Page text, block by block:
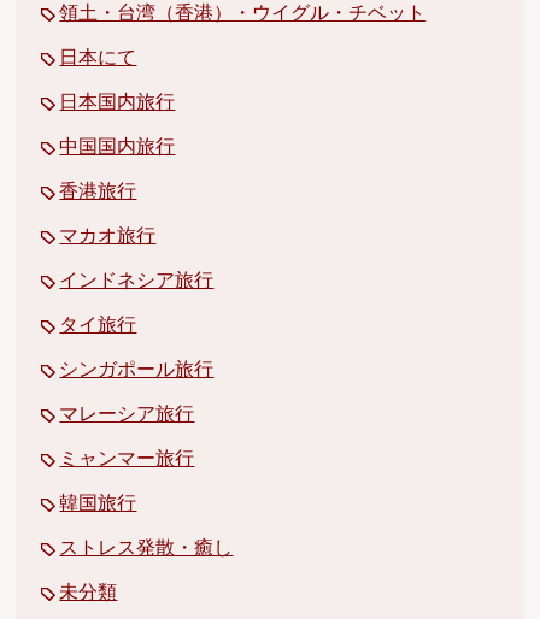
領土・台湾（香港）・ウイグル・チベット
日本にて
日本国内旅行
中国国内旅行
香港旅行
マカオ旅行
インドネシア旅行
タイ旅行
シンガポール旅行
マレーシア旅行
ミャンマー旅行
韓国旅行
ストレス発散・癒し
未分類